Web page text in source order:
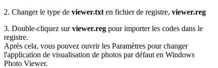
2. Changer le type de viewer.txt en fichier de registre, viewer.reg
3. Double-cliquez surviewer.reg pour importer les codes dans le
registre.
Après cela, vous pouvez ouvrir les Paramètres pour changer
l'application de visualisation de photos par défaut en Windows
Photo Viewer.